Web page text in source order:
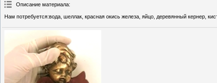
Описание материала:
Нам потребуется:вода, шеллак, красная окись железа, яйцо, деревянный кернер,